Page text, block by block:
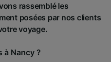
rassemblé les
posées par nos clients
voyage.
à Nancy ?